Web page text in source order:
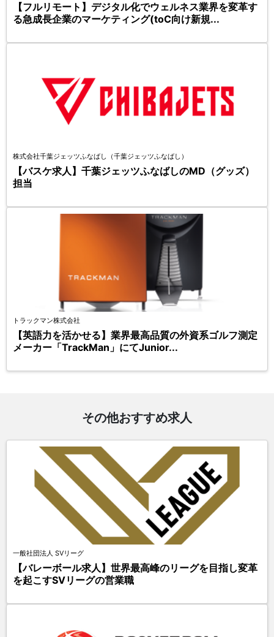
【フルリモート】デジタル化でウェルネス業界を変革す
る急成長企業のマーケティング(toC向け新規...
株式会社千葉ジェッツふなばし（千葉ジェッツふなばし）
【バスケ求人】千葉ジェッツふなばしのMD（グッズ）
担当
トラックマン株式会社
【英語力を活かせる】業界最高品質の外資系ゴルフ測定
メーカー「TrackMan」にてJunior...
その他おすすめ求人
一般社団法人 SVリーグ
【バレーボール求人】世界最高峰のリーグを目指し変革
を起こすSVリーグの営業職